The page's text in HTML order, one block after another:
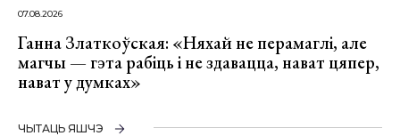
07.08.2026
Ганна Златкоўская: «Няхай не перамаглі, але
магчы — гэта рабіць і не здавацца, нават цяпер,
нават у думках»
ЧЫТАЦЬ ЯШЧЭ